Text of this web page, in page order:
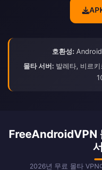
호환성:
몰타 서버:발레타, 비르키
FreeAndroidVPN
2026년 무료 몰타 VPN